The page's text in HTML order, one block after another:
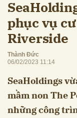
phục vụ
Riverside
Thành Đức
06/02/2023 11:14
SeaHoldings
mầm non The
những công